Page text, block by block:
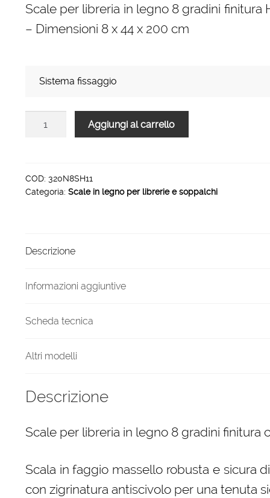
prezzo:
da
Scale per libreria in legno 8 gradini
– Dimensioni 8 x 44 x 200 cm
Sistema fissaggio
legno
8
tinto
quantità
Aggiungi al carrello
COD: 320N8SH11
Categoria: Scale in legno per librerie e soppalchi
Descrizione
Informazioni aggiuntive
Scheda tecnica
Altri modelli
Descrizione
Scale per libreria in legno 8 gradini finitura
Scala in faggio massello robusta e sicura
con zigrinatura antiscivolo per una tenuta